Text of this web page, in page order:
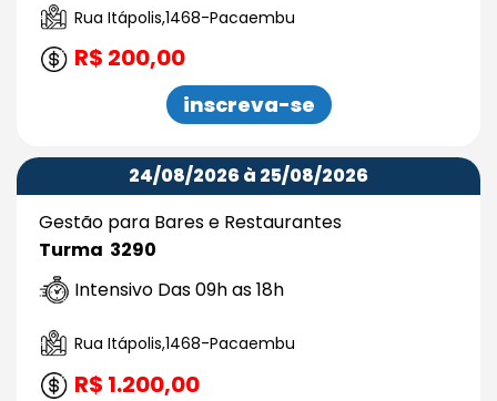
Rua Itápolis,1468-Pacaembu
R$ 200,00
inscreva-se
24/08/2026 à 25/08/2026
Gestão para Bares e Restaurantes
Turma 3290
Intensivo Das 09h as 18h
Rua Itápolis,1468-Pacaembu
R$ 1.200,00